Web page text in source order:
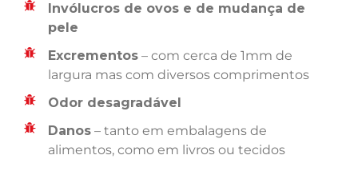
Invólucros de ovos e de mudança de
pele
Excrementos – com cerca de 1mm de
largura mas com diversos comprimentos
Odor desagradável
Danos – tanto em embalagens de
alimentos, como em livros ou tecidos